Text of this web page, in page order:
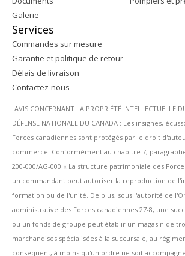
Galerie
Services
Commandes sur mesure
Garantie et politique de retour
Délais de livraison
Contactez-nous
''AVIS CONCERNANT LA PROPRIÉTÉ INTELLECTUELLE
DÉFENSE NATIONALE DU CANADA : Les insignes,
Forces canadiennes sont protégés par le droit
commerce. Conformément au chapitre 7, paragraphe
200-000/AG-000 « La structure patrimoniale des
un commandant peut autoriser la reproduction de
formation ou de l'unité. De plus, sous l'autorité de
administrative des Forces canadiennes 27-8, une
ou un fonds de groupe peut établir un magasin de
marchandises spécialisées à la succursale, au
conséquent, à moins qu'un ordre ne soit